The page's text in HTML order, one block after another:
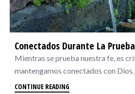
Conectados Durante La Prueba
Mientras se prueba nuestra fe, es
mantengamos conectados con Dios.
CONTINUE READING